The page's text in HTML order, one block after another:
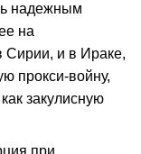
надежным
на
и в Ираке,
прокси‑войну,
закулисную
при